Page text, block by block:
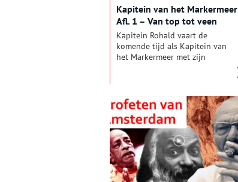
Kapitein van het Markermeer
Afl. 1 – Van top tot veen
Kapitein Rohald vaart de
komende tijd als Kapitein van
het Markermeer met zijn
uitvoering en gaat in gesprek
met bouwers en bewoners,
ondernemers, ecologen en
ingenieurs. Op zoek naar
bijzondere verhalen en
ontdekkingen. Lees hier meer
over de campagne van de
Alliantie Markermeerdijken.